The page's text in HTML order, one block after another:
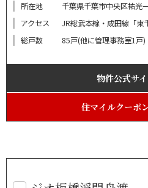
所在地
千葉県千葉市中央区祐光
アクセス
JR総武本線・成田線「東
総戸数
85戸(他に管理事務室1戸)
物件公式サ
住マイルクーポ